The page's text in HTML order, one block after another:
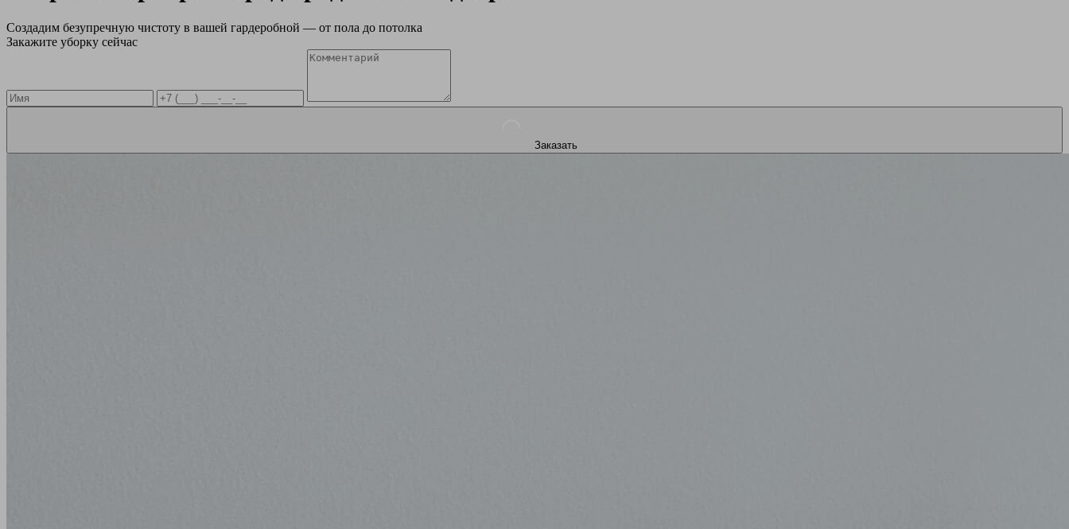
Создадим безупречную чистоту в вашей гардеробной — от пола до потолка
Закажите уборку сейчас
Заказать